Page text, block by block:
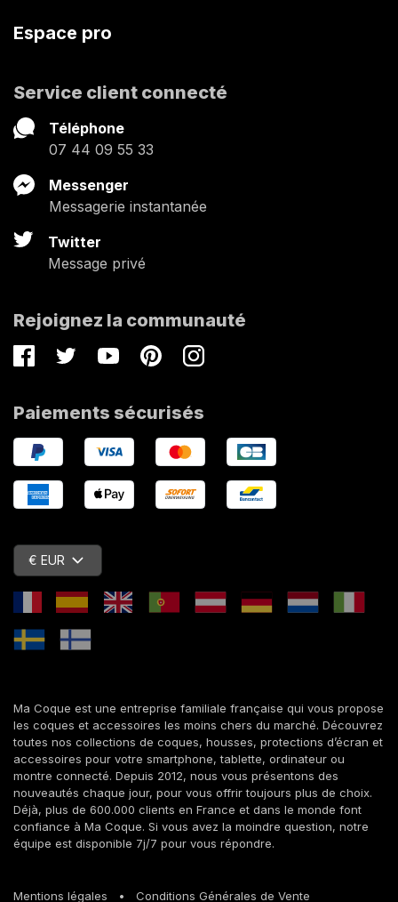
Espace pro
Service client connecté
Téléphone
07 44 09 55 33
Messenger
Messagerie instantanée
Twitter
Message privé
Rejoignez la communauté
FacebookTwitterYoutubePinterestInstagram
Paiements sécurisés
€ EUR
Ma Coque est une entreprise familiale française qui vous propose
les coques et accessoires les moins chers du marché. Découvrez
toutes nos collections de coques, housses, protections d’écran et
accessoires pour votre smartphone, tablette, ordinateur ou
montre connecté. Depuis 2012, nous vous présentons des
nouveautés chaque jour, pour vous offrir toujours plus de choix.
Déjà, plus de 600.000 clients en France et dans le monde font
confiance à Ma Coque. Si vous avez la moindre question, notre
équipe est disponible 7j/7 pour vous répondre.
Mentions légales • Conditions Générales de Vente